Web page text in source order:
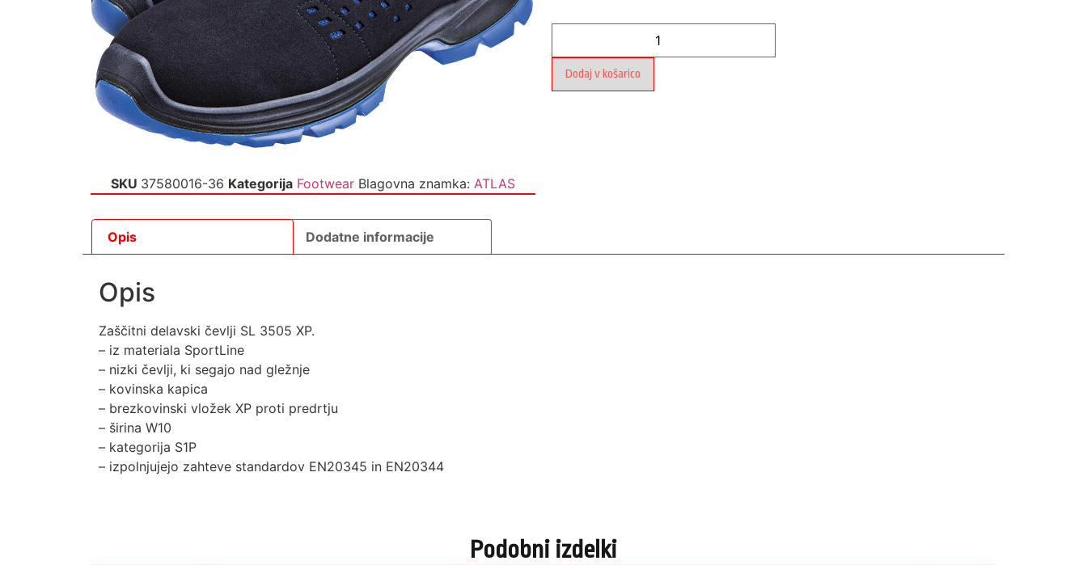
SKU 37580016-36 Kategorija Footwear Blagovna znamka: ATLAS
Dodaj v košarico
Opis Dodatne informacije
Opis
Zaščitni delavski čevlji SL 3505 XP.
– iz materiala SportLine
– nizki čevlji, ki segajo nad gležnje
– kovinska kapica
– brezkovinski vložek XP proti predrtju
– širina W10
– kategorija S1P
– izpolnjujejo zahteve standardov EN20345 in EN20344
Podobni izdelki